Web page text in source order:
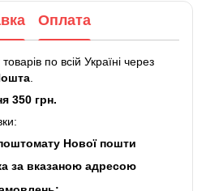
Оплата
по всій Україні через
350 грн.
Нової пошти
за вказаною адресою